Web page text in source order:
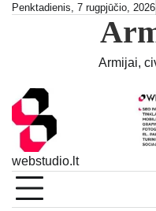
SkipPenktadienis, 7 rugpjūčio, 2026
Armijai,
webstudio.lt